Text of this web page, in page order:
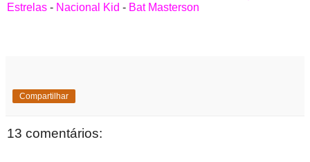
Estrelas - Nacional Kid - Bat Masterson
Compartilhar
13 comentários: